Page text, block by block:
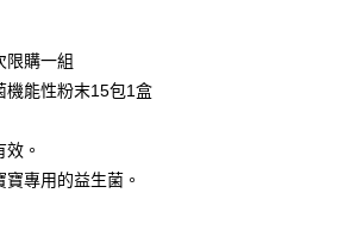
限購一組
機能性粉末15包1盒
。
專用的益生菌。